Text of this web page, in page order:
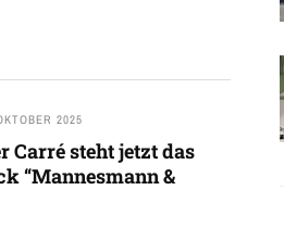
2025
Carré steht jetzt das
“Mannesmann &